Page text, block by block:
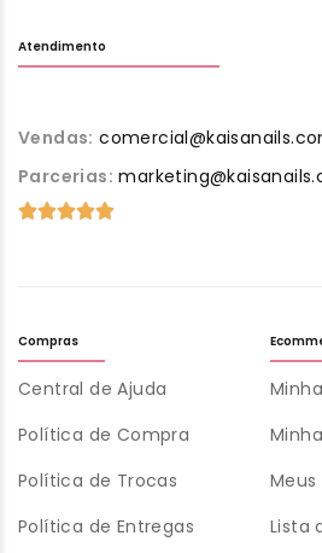
Atendimento
Vendas:
Parcerias:
Compras
Central de Ajuda
Política de Compra
Política de Trocas
Política de Entregas
Meus
Lista